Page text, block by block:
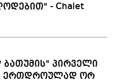
- Chalet
პირველი
ერთდროულად ორ